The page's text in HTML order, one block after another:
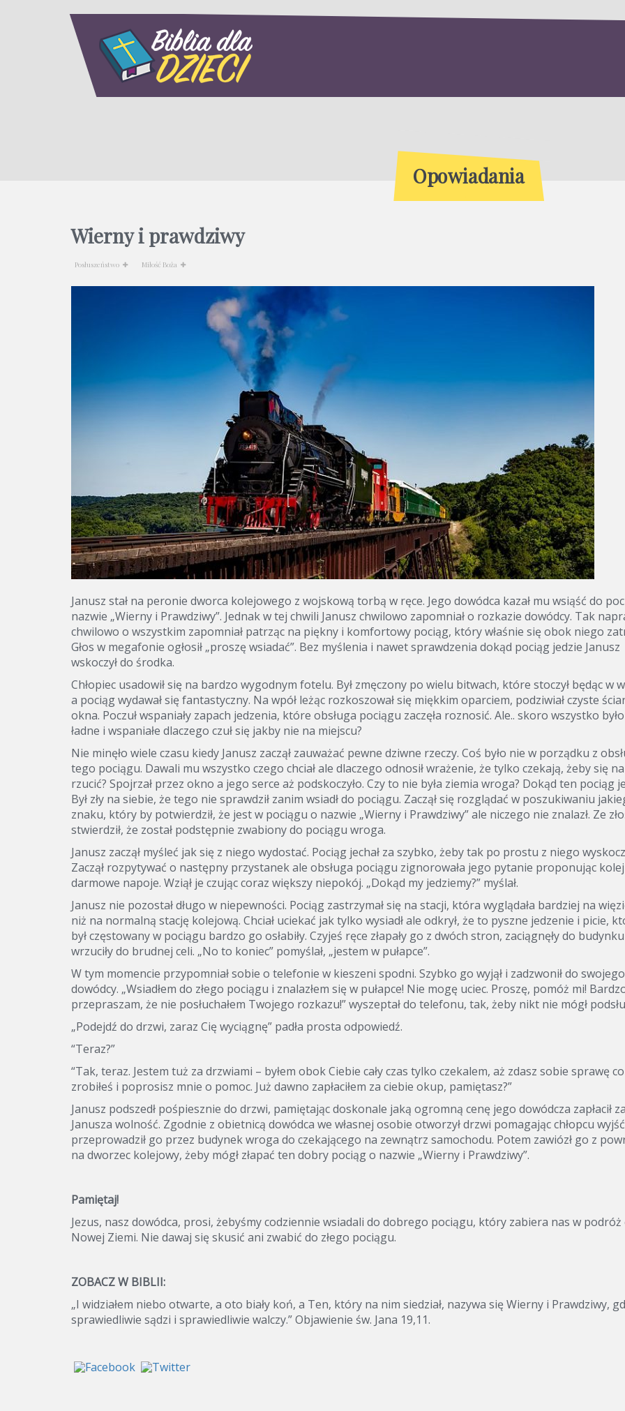
Opowiadania
Wierny i prawdziwy
Posłuszeństwo Miłość Boża
Janusz stał na peronie dworca kolejowego z wojskową torbą w ręce. Jego dowódca kazał mu wsiąść do
nazwie „Wierny i Prawdziwy”. Jednak w tej chwili Janusz chwilowo zapomniał o rozkazie dowódcy. Tak
chwilowo o wszystkim zapomniał patrząc na piękny i komfortowy pociąg, który właśnie się obok niego
Głos w megafonie ogłosił „proszę wsiadać”. Bez myślenia i nawet sprawdzenia dokąd pociąg jedzie Janusz
wskoczył do środka.
Chłopiec usadowił się na bardzo wygodnym fotelu. Był zmęczony po wielu bitwach, które stoczył będąc w
a pociąg wydawał się fantastyczny. Na wpół leżąc rozkoszował się miękkim oparciem, podziwiał czyste
okna. Poczuł wspaniały zapach jedzenia, które obsługa pociągu zaczęła roznosić. Ale.. skoro wszystko
ładne i wspaniałe dlaczego czuł się jakby nie na miejscu?
Nie minęło wiele czasu kiedy Janusz zaczął zauważać pewne dziwne rzeczy. Coś było nie w porządku z
tego pociągu. Dawali mu wszystko czego chciał ale dlaczego odnosił wrażenie, że tylko czekają, żeby się
rzucić? Spojrzał przez okno a jego serce aż podskoczyło. Czy to nie była ziemia wroga? Dokąd ten pociąg
Był zły na siebie, że tego nie sprawdził zanim wsiadł do pociągu. Zaczął się rozglądać w poszukiwaniu
znaku, który by potwierdził, że jest w pociągu o nazwie „Wierny i Prawdziwy” ale niczego nie znalazł. Ze
stwierdził, że został podstępnie zwabiony do pociągu wroga.
Janusz zaczął myśleć jak się z niego wydostać. Pociąg jechał za szybko, żeby tak po prostu z niego
Zaczął rozpytywać o następny przystanek ale obsługa pociągu zignorowała jego pytanie proponując
darmowe napoje. Wziął je czując coraz większy niepokój. „Dokąd my jedziemy?” myślał.
Janusz nie pozostał długo w niepewności. Pociąg zastrzymał się na stacji, która wyglądała bardziej na
niż na normalną stację kolejową. Chciał uciekać jak tylko wysiadł ale odkrył, że to pyszne jedzenie i picie,
był częstowany w pociągu bardzo go osłabiły. Czyjeś ręce złapały go z dwóch stron, zaciągnęły do
wrzuciły do brudnej celi. „No to koniec” pomyślał, „jestem w pułapce”.
W tym momencie przypomniał sobie o telefonie w kieszeni spodni. Szybko go wyjął i zadzwonił do swojego
dowódcy. „Wsiadłem do złego pociągu i znalazłem się w pułapce! Nie mogę uciec. Proszę, pomóż mi!
przepraszam, że nie posłuchałem Twojego rozkazu!” wyszeptał do telefonu, tak, żeby nikt nie mógł
„Podejdź do drzwi, zaraz Cię wyciągnę” padła prosta odpowiedź.
“Teraz?”
“Tak, teraz. Jestem tuż za drzwiami – byłem obok Ciebie cały czas tylko czekalem, aż zdasz sobie sprawę co
zrobiłeś i poprosisz mnie o pomoc. Już dawno zapłaciłem za ciebie okup, pamiętasz?”
Janusz podszedł pośpiesznie do drzwi, pamiętając doskonale jaką ogromną cenę jego dowódcza zapłacił
Janusza wolność. Zgodnie z obietnicą dowódca we własnej osobie otworzył drzwi pomagając chłopcu
przeprowadził go przez budynek wroga do czekającego na zewnątrz samochodu. Potem zawiózł go z
na dworzec kolejowy, żeby mógł złapać ten dobry pociąg o nazwie „Wierny i Prawdziwy”.
Pamiętaj!
Jezus, nasz dowódca, prosi, żebyśmy codziennie wsiadali do dobrego pociągu, który zabiera nas w podróż
Nowej Ziemi. Nie dawaj się skusić ani zwabić do złego pociągu.
ZOBACZ W BIBLII:
„I widziałem niebo otwarte, a oto biały koń, a Ten, który na nim siedział, nazywa się Wierny i Prawdziwy,
sprawiedliwie sądzi i sprawiedliwie walczy.” Objawienie św. Jana 19,11.